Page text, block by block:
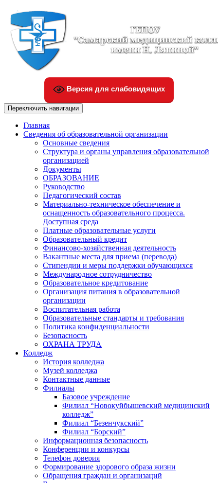
Версия для слабовидящих
Переключить навигации
Главная
Сведения об образовательной организации
Основные сведения
Структура и органы управления образовательной
организацией
Документы
ОБРАЗОВАНИЕ
Руководство
Педагогический состав
Материально-техническое обеспечение и
оснащенность образовательного процесса.
Доступная среда
Платные образовательные услуги
Образовательный кредит
Финансово-хозяйственная деятельность
Вакантные места для приема (перевода)
Стипендии и меры поддержки обучающихся
Международное сотрудничество
Образовательное кредитование
Организация питания в образовательной
организации
Воспитательная работа
Образовательные стандарты и требования
Политика конфиденциальности
Безопасность
ОХРАНА ТРУДА
Колледж
История колледжа
Музей колледжа
Контактные данные
Филиалы
Базовое учреждение
Филиал “Новокуйбышевский медицинский
колледж”
Филиал “Безенчукский”
Филиал “Борский”
Информационная безопасность
Конференции и конкурсы
Телефон доверия
Формирование здорового образа жизни
Обращения граждан и организаций